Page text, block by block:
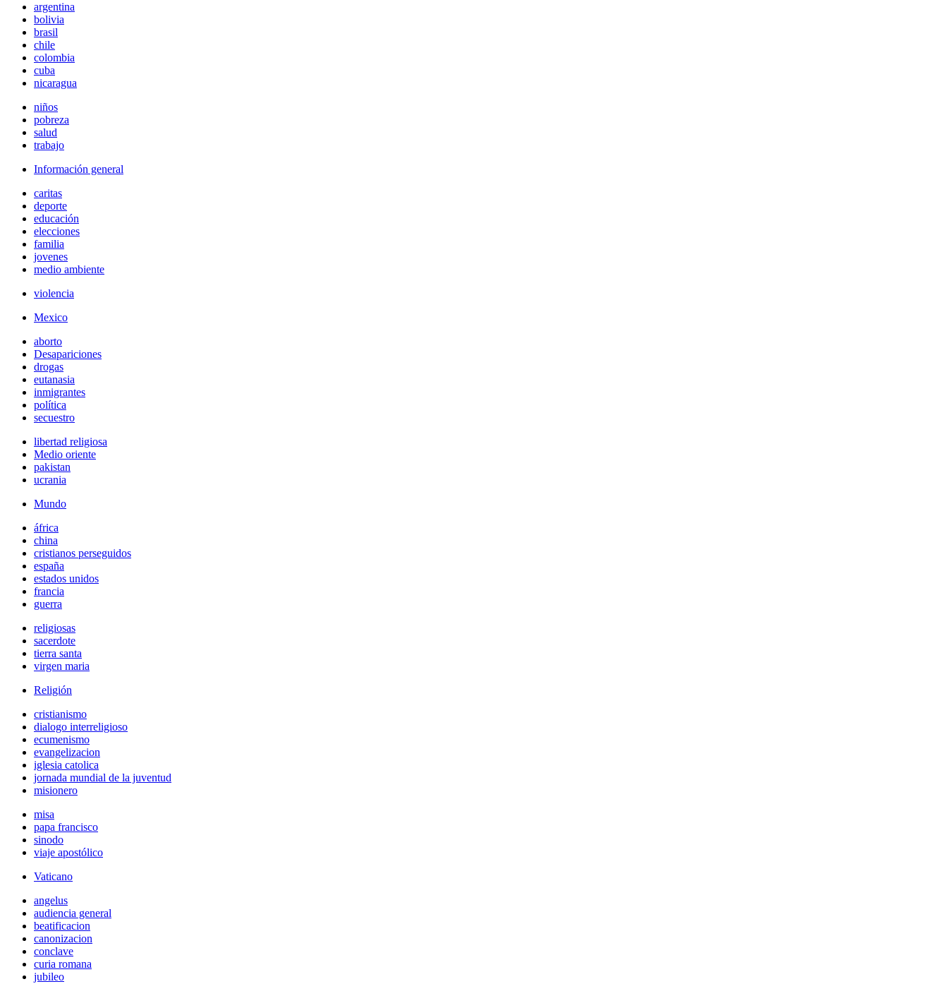
argentina
bolivia
brasil
chile
colombia
cuba
nicaragua
niños
pobreza
salud
trabajo
Información general
caritas
deporte
educación
elecciones
familia
jovenes
medio ambiente
violencia
Mexico
aborto
Desapariciones
drogas
eutanasia
inmigrantes
política
secuestro
libertad religiosa
Medio oriente
pakistan
ucrania
Mundo
áfrica
china
cristianos perseguidos
españa
estados unidos
francia
guerra
religiosas
sacerdote
tierra santa
virgen maria
Religión
cristianismo
dialogo interreligioso
ecumenismo
evangelizacion
iglesia catolica
jornada mundial de la juventud
misionero
misa
papa francisco
sinodo
viaje apostólico
Vaticano
angelus
audiencia general
beatificacion
canonizacion
conclave
curia romana
jubileo